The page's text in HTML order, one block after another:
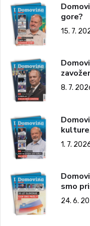
gore?
15. 7.
8. 7.
1. 7.
smo
24. 6.